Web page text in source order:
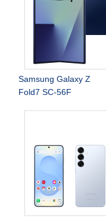
Samsung Galaxy Z
Fold7 SC-56F